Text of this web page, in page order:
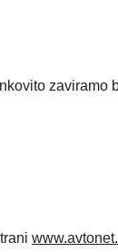
zaviramo